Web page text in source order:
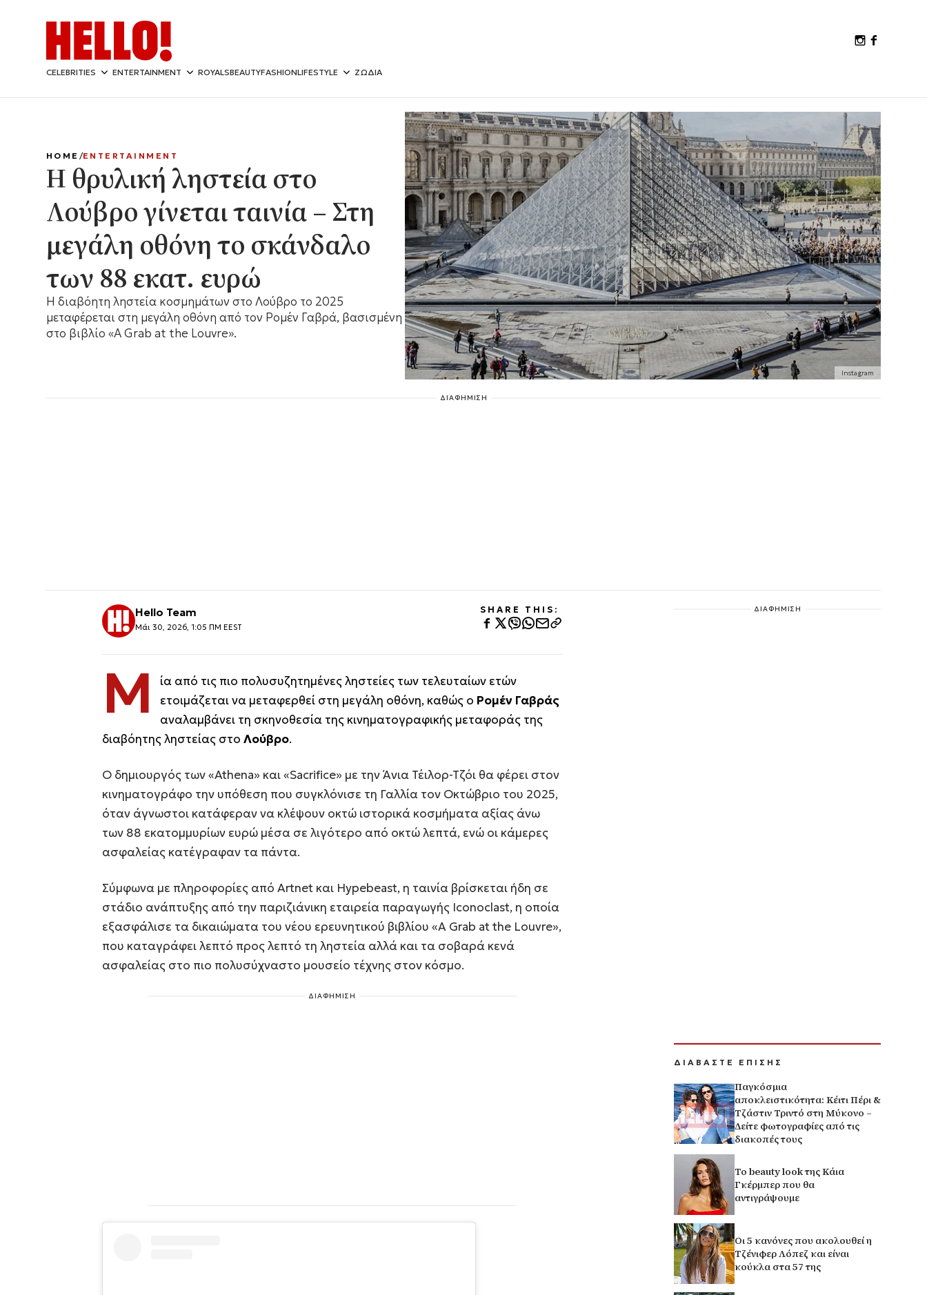
CELEBRITIES ENTERTAINMENT ROYALSBEAUTYFASHIONLIFESTYLE ΖΩΔΙΑ
Instagram
HOME ENTERTAINMENT
Η θρυλική ληστεία στο
Λούβρο γίνεται ταινία – Στη
μεγάλη οθόνη το σκάνδαλο
των 88 εκατ. ευρώ
Η διαβόητη ληστεία κοσμημάτων στο Λούβρο το 2025
μεταφέρεται στη μεγάλη οθόνη από τον Ρομέν Γαβρά, βασισμένη
στο βιβλίο «A Grab at the Louvre».
ΔΙΑΦΗΜΙΣΗ
Hello Team
Μάι 30, 2026, 1:05 ΠΜ EEST
SHARE THIS:
Μ
ία από τις πιο πολυσυζητημένες ληστείες των τελευταίων ετών
ετοιμάζεται να μεταφερθεί στη μεγάλη οθόνη, καθώς ο Ρομέν Γαβράς
αναλαμβάνει τη σκηνοθεσία της κινηματογραφικής μεταφοράς της
διαβόητης ληστείας στο Λούβρο.
Ο δημιουργός των «Athena» και «Sacrifice» με την Άνια Τέιλορ-Τζόι θα φέρει στον
κινηματογράφο την υπόθεση που συγκλόνισε τη Γαλλία τον Οκτώβριο του 2025,
όταν άγνωστοι κατάφεραν να κλέψουν οκτώ ιστορικά κοσμήματα αξίας άνω
των 88 εκατομμυρίων ευρώ μέσα σε λιγότερο από οκτώ λεπτά, ενώ οι κάμερες
ασφαλείας κατέγραφαν τα πάντα.
Σύμφωνα με πληροφορίες από Artnet και Hypebeast, η ταινία βρίσκεται ήδη σε
στάδιο ανάπτυξης από την παριζιάνικη εταιρεία παραγωγής Iconoclast, η οποία
εξασφάλισε τα δικαιώματα του νέου ερευνητικού βιβλίου «A Grab at the Louvre»,
που καταγράφει λεπτό προς λεπτό τη ληστεία αλλά και τα σοβαρά κενά
ασφαλείας στο πιο πολυσύχναστο μουσείο τέχνης στον κόσμο.
ΔΙΑΦΗΜΙΣΗ
ΔΙΑΦΗΜΙΣΗ
ΔΙΑΒΑΣΤΕ ΕΠΙΣΗΣ
Παγκόσμια
αποκλειστικότητα: Κέιτι Πέρι &
Τζάστιν Τριντό στη Μύκονο –
Δείτε φωτογραφίες από τις
διακοπές τους
Το beauty look της Κάια
Γκέρμπερ που θα
αντιγράψουμε
Οι 5 κανόνες που ακολουθεί η
Τζένιφερ Λόπεζ και είναι
κούκλα στα 57 της